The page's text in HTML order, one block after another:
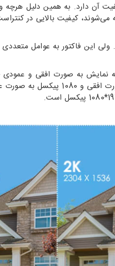
آن دارد. به همین دلیل هرچه
کیفیت بالایی در
این فاکتور به عوامل متعددی
نمایش به صورت افقی و
نمایش با عدد 1920 *1080 بیانگر این است